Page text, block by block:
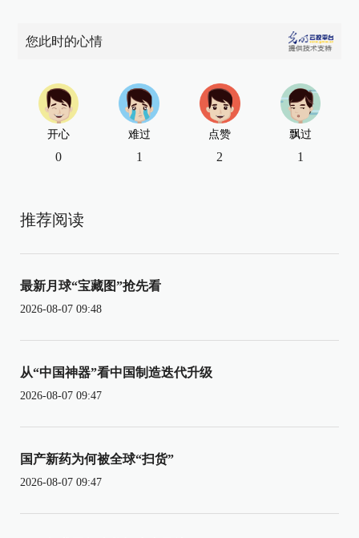
您此时的心情
开心
0
难过
1
点赞
2
飘过
1
推荐阅读
最新月球“宝藏图”抢先看
2026-08-07 09:48
从“中国神器”看中国制造迭代升级
2026-08-07 09:47
国产新药为何被全球“扫货”
2026-08-07 09:47